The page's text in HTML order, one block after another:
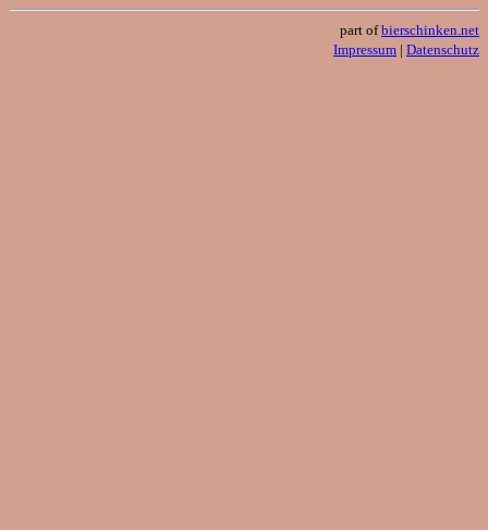
part ofbierschinken.net
Impressum | Datenschutz